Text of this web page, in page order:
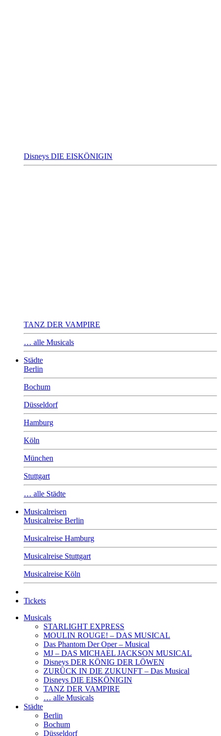
Disneys DIE EISKÖNIGIN
TANZ DER VAMPIRE
… alle Musicals
Städte
Berlin
Bochum
Düsseldorf
Hamburg
Köln
München
Stuttgart
… alle Städte
Musicalreisen
Musicalreise Berlin
Musicalreise Hamburg
Musicalreise Stuttgart
Musicalreise Köln
Tickets
Musicals
STARLIGHT EXPRESS
MOULIN ROUGE! – DAS MUSICAL
Das Phantom Der Oper – Musical
MJ – DAS MICHAEL JACKSON MUSICAL
Disneys DER KÖNIG DER LÖWEN
ZURÜCK IN DIE ZUKUNFT – Das Musical
Disneys DIE EISKÖNIGIN
TANZ DER VAMPIRE
… alle Musicals
Städte
Berlin
Bochum
Düsseldorf